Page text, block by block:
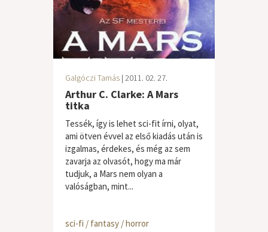
Galgóczi Tamás | 2011. 02. 27.
Arthur C. Clarke: A Mars
titka
Tessék, így is lehet sci-fit írni, olyat,
ami ötven évvel az első kiadás után is
izgalmas, érdekes, és még az sem
zavarja az olvasót, hogy ma már
tudjuk, a Mars nem olyan a
valóságban, mint...
sci-fi / fantasy / horror